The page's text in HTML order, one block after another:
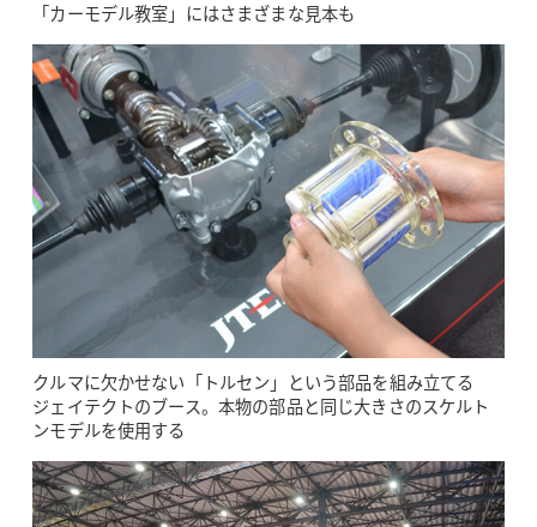
「カーモデル教室」にはさまざまな見本も
クルマに欠かせない「トルセン」という部品を組み立てる
ジェイテクトのブース。本物の部品と同じ大きさのスケルト
ンモデルを使用する